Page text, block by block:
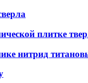
плитке
нитрид